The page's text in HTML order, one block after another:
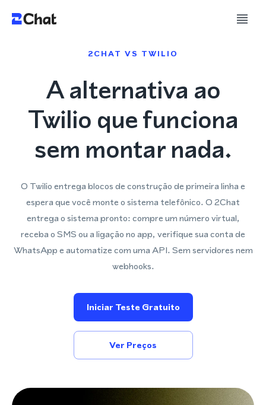
2CHAT VS TWILIO
A alternativa ao
Twilio que funciona
sem montar nada.
O Twilio entrega blocos de construção de primeira linha e
espera que você monte o sistema telefônico. O 2Chat
entrega o sistema pronto: compre um número virtual,
receba o SMS ou a ligação no app, verifique sua conta de
WhatsApp e automatize com uma API. Sem servidores nem
webhooks.
Iniciar Teste Gratuito
Ver Preços